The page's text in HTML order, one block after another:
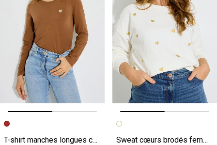
Image précédente
Image suivante
T-shirt manches longues cœur femme
Image précédente
Image suivante
Sweat cœurs brodés femme